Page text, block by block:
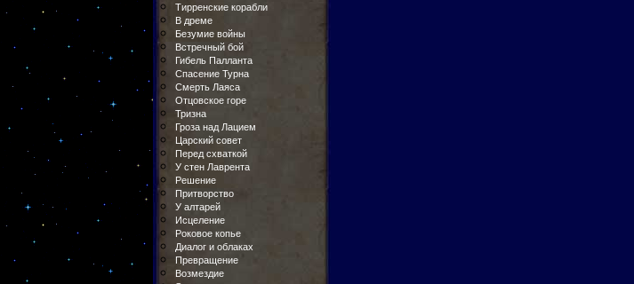
Тирренские корабли
В дреме
Безумие войны
Встречный бой
Гибель Палланта
Спасение Турна
Смерть Лаяса
Отцовское горе
Тризна
Гроза над Лацием
Царский совет
Перед схваткой
У стен Лаврента
Решение
Притворство
У алтарей
Исцеление
Роковое копье
Диалог и облаках
Превращение
Возмездие